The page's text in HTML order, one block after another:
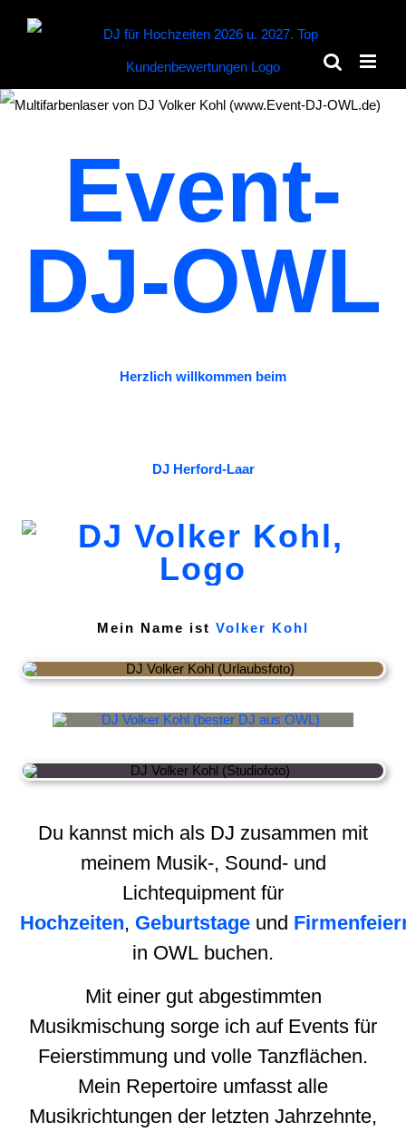
Event-
DJ-OWL
Herzlich willkommen beim
DJ Herford-Laar
Mein Name ist Volker Kohl
Du kannst mich als DJ zusammen mit
meinem Musik-, Sound- und
Lichtequipment für
Hochzeiten, Geburtstage und
in OWL buchen.
Mit einer gut abgestimmten
Musikmischung sorge ich auf Events für
Feierstimmung und volle Tanzflächen.
Mein Repertoire umfasst alle
Musikrichtungen der letzten Jahrzehnte,